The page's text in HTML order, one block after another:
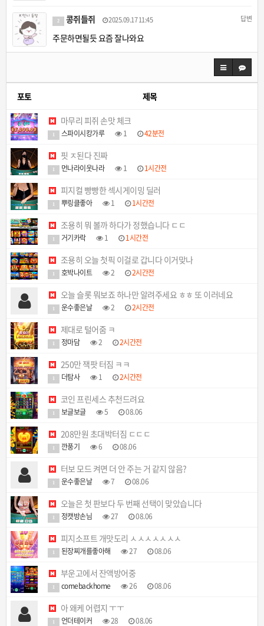
2 콩쥐들쥐 2025.09.17 11:45 답변
주문하면될듯 요즘 잘나와요
포토 제목
마무리 피쥐 손맛 체크
스파이시캉가루 1 42분전
핏 ㅈ된다 진짜
먼나라이웃나라 1 1시간전
피지컬 빵빵한 섹시게이밍 딜러
뿌링클좋아 1 1시간전
조용히 뭐 볼까 하다가 정했습니다 ㄷㄷ
거기카락 1 1시간전
조용히 오늘 첫픽 이걸로 갑니다 이거맞나
호박나이트 2 2시간전
오늘 슬롯 뭐보죠 하나만 알려주세요 ㅎㅎ 또 이러네요
운수좋은날 2 2시간전
제대로 털어줌 ㅋ
정마담 2 2시간전
250만 잭팟 터짐 ㅋㅋ
더탐사 1 2시간전
코인 프린세스 추천드려요
보글보글 5 08.06
208만원 초대박터짐 ㄷㄷㄷ
깐풍기 6 08.06
터보 모드 켜면 더 안 주는 거 같지 않음?
운수좋은날 7 08.06
오늘은 첫 판보다 두 번째 선택이 맞았습니다
정캣방손님 27 08.06
피지소프트 개맛도리 ㅅㅅㅅㅅㅅㅅㅅ
된장찌개를좋아해 27 08.06
부운고에서 잔액방어중
comebackhome 26 08.06
아 왜케 어렵지 ㅜㅜ
언더테이커 28 08.06